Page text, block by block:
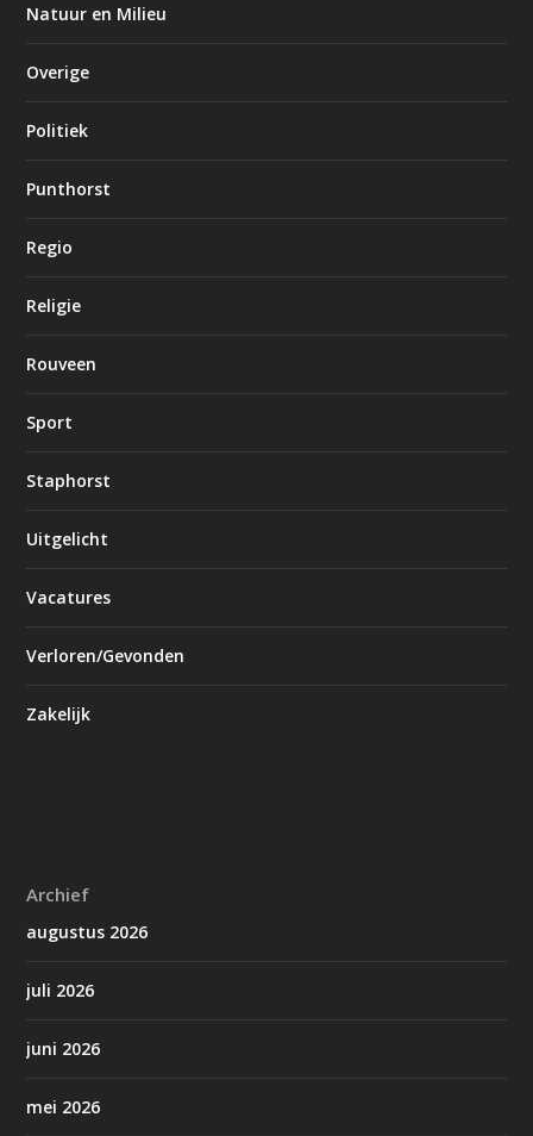
Natuur en Milieu
Overige
Politiek
Punthorst
Regio
Religie
Rouveen
Sport
Staphorst
Uitgelicht
Vacatures
Verloren/Gevonden
Zakelijk
Archief
augustus 2026
juli 2026
juni 2026
mei 2026